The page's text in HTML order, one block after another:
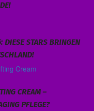
STARS BRINGEN
CREAM –
PFLEGE?